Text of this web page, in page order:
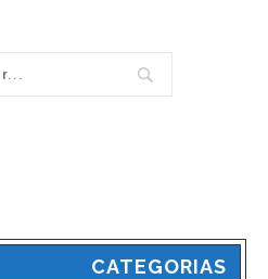
CATEGORIAS